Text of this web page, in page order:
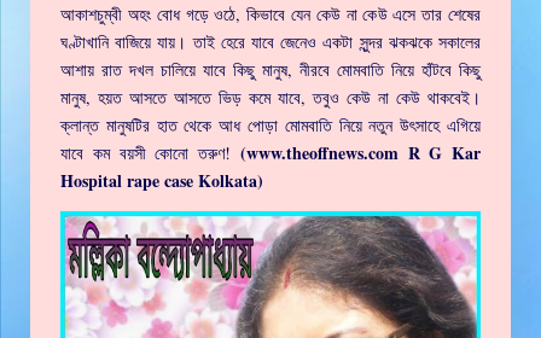
আকাশচুম্বী অহং বোধ গড়ে ওঠে, কিভাবে যেন কেউ না কেউ এসে তার শেষের
ঘণ্টাখানি বাজিয়ে যায়। তাই হেরে যাবে জেনেও একটা সুন্দর ঝকঝকে সকালের
আশায় রাত দখল চালিয়ে যাবে কিছু মানুষ, নীরবে মোমবাতি নিয়ে হাঁটবে কিছু
মানুষ, হয়ত আসতে আসতে ভিড় কমে যাবে, তবুও কেউ না কেউ থাকবেই।
ক্লান্ত মানুষটির হাত থেকে আধ পোড়া মোমবাতি নিয়ে নতুন উৎসাহে এগিয়ে
যাবে কম বয়সী কোনো তরুণ! (www.theoffnews.com R G Kar
Hospital rape case Kolkata)